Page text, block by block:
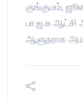
குங்குமம்,
பா.ஜ.க ஆட்சி
ஆளுநராக